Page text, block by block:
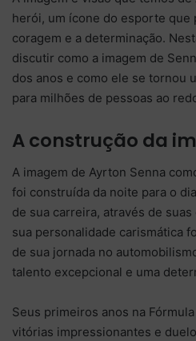
herói, um ícone do esporte que
coragem e a determinação.
discutir como a imagem de
dos anos e como ele se tornou
para milhões de pessoas ao
A construção da
A imagem de Ayrton Senna
foi construída da noite para o
de sua carreira, através de
sua personalidade carismática
de sua jornada no
talento excepcional e uma
Seus primeiros anos na
vitórias impressionantes e